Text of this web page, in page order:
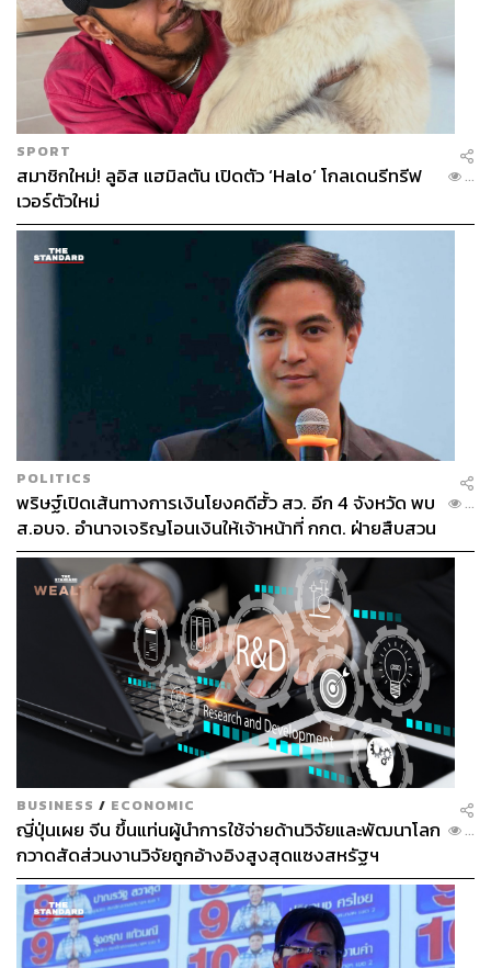
SPORT
สมาชิกใหม่! ลูอิส แฮมิลตัน เปิดตัว ‘Halo’ โกลเดนรีทรีฟ
เวอร์ตัวใหม่
...
POLITICS
พริษฐ์เปิดเส้นทางการเงินโยงคดีฮั้ว สว. อีก 4 จังหวัด พบ
ส.อบจ. อำนาจเจริญโอนเงินให้เจ้าหน้าที่ กกต. ฝ่ายสืบสวน
...
BUSINESS / ECONOMIC
ญี่ปุ่นเผย จีน ขึ้นแท่นผู้นำการใช้จ่ายด้านวิจัยและพัฒนาโลก
กวาดสัดส่วนงานวิจัยถูกอ้างอิงสูงสุดแซงสหรัฐฯ
...